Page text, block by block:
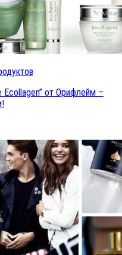
Ecollagen” от Орифлейм –